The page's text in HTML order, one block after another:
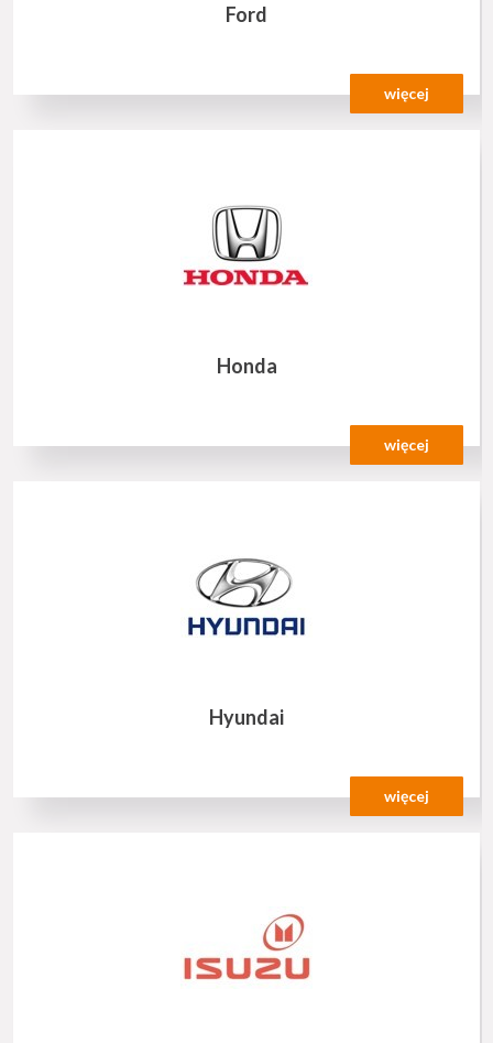
Ford
więcej
Honda
więcej
Hyundai
więcej